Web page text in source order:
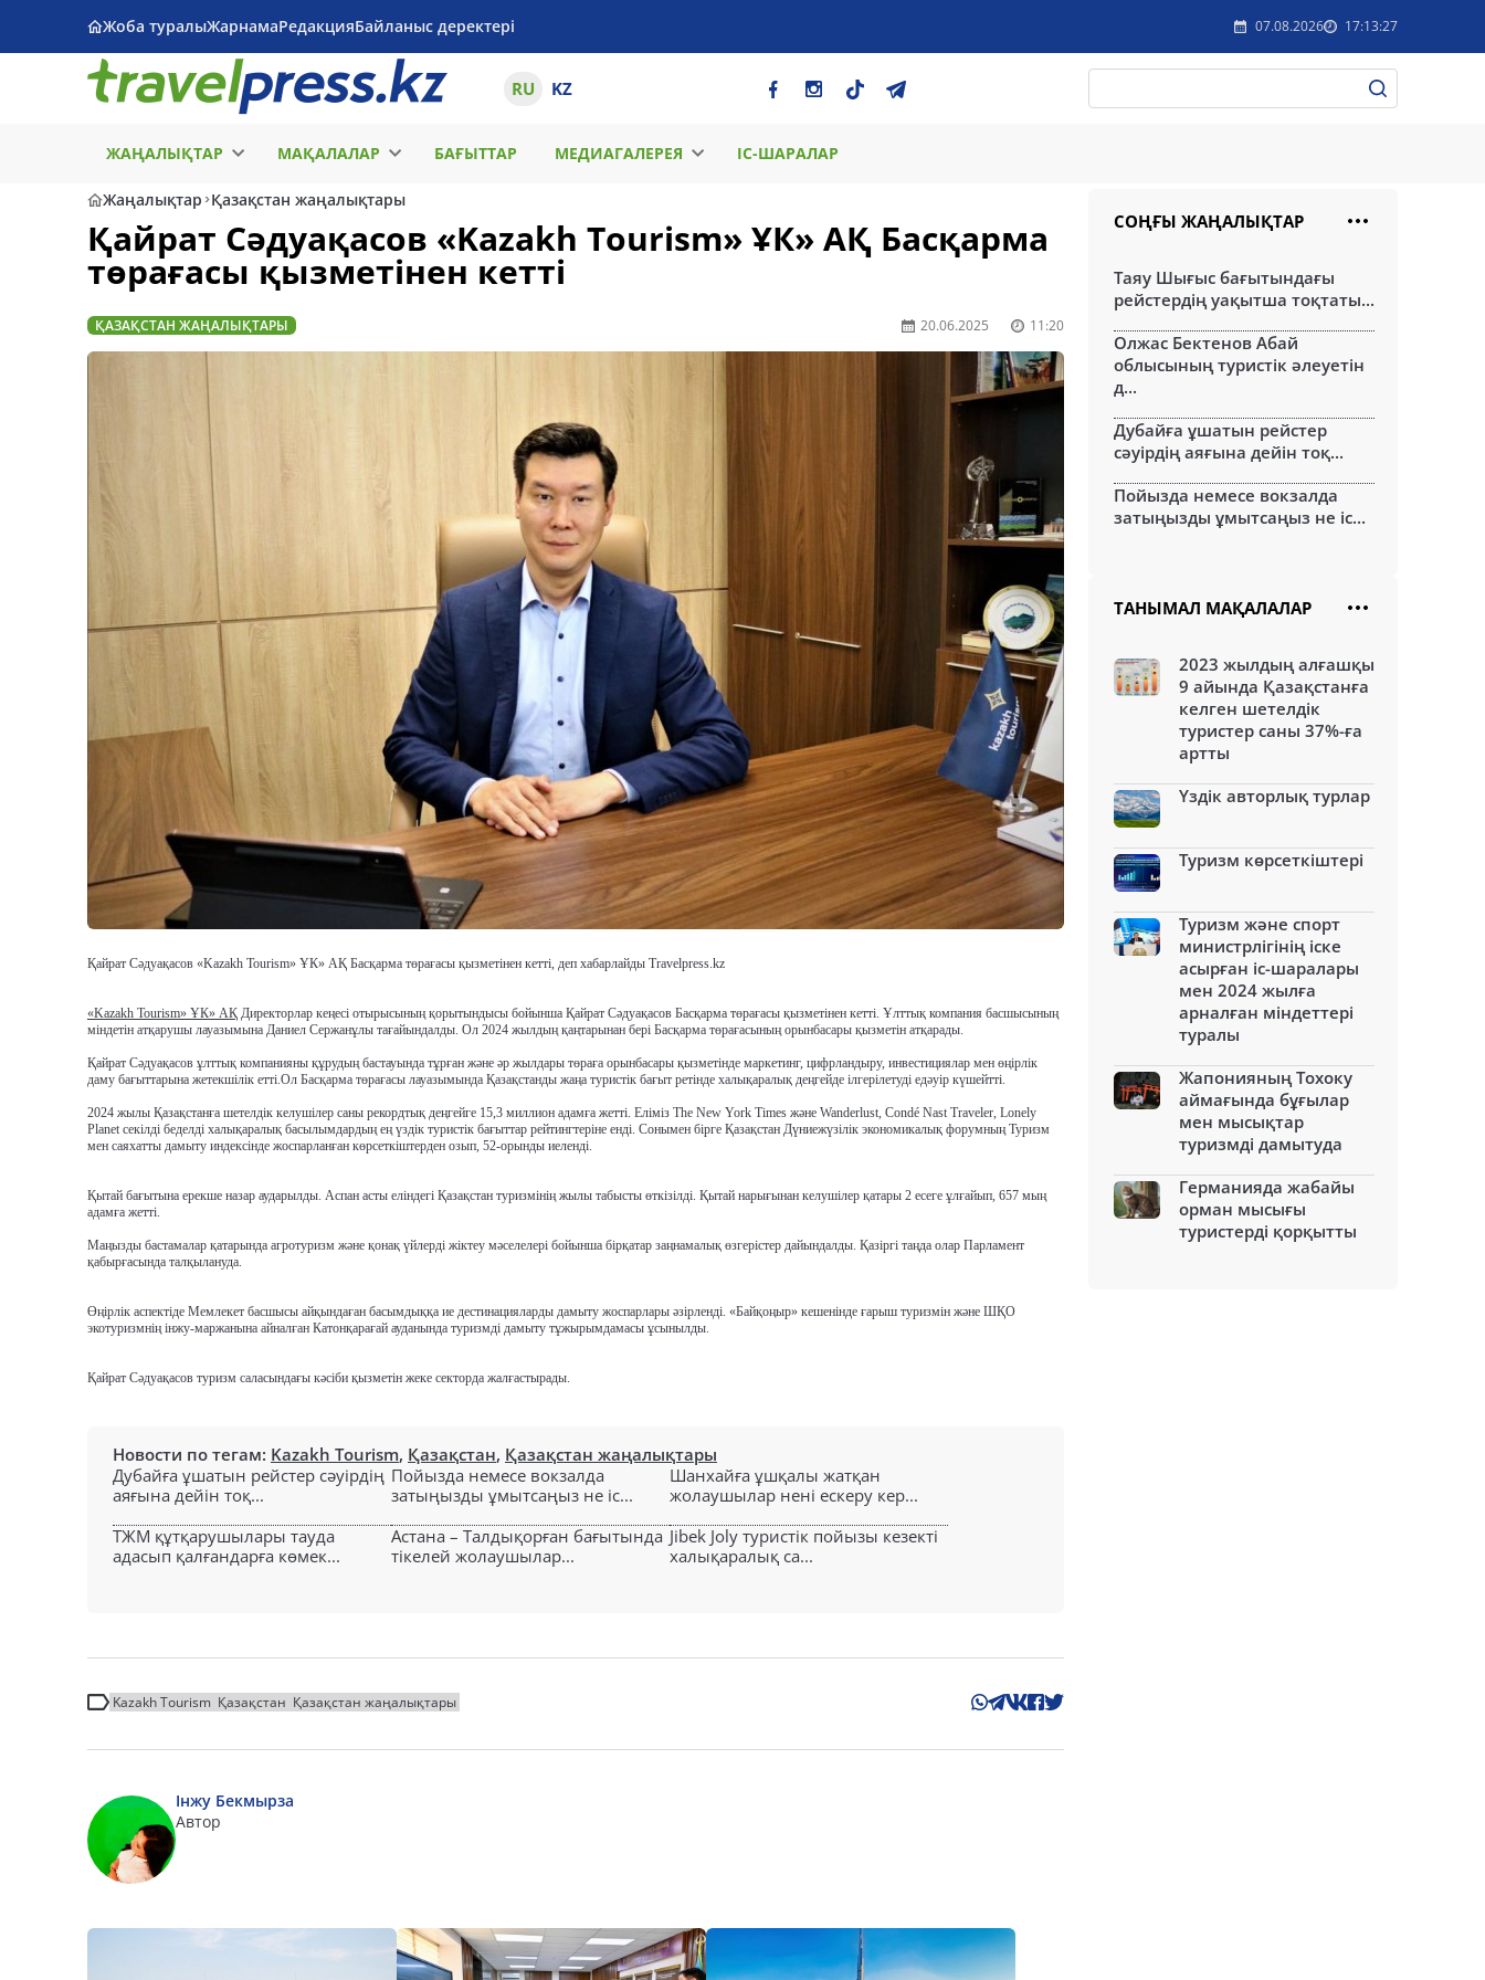
Жоба туралыЖарнамаРедакцияБайланыс деректері 07.08.2026 17:13:27
RU KZ
ЖАҢАЛЫҚТАР МАҚАЛАЛАР БАҒЫТТАР МЕДИАГАЛЕРЕЯ ІС-ШАРАЛАР
Жаңалықтар Қазақстан жаңалықтары
Қайрат Сәдуақасов «Kazakh Tourism» ҰК» АҚ Басқарма
төрағасы қызметінен кетті
ҚАЗАҚСТАН ЖАҢАЛЫҚТАРЫ 20.06.2025 11:20
Қайрат Сәдуақасов «Kazakh Tourism» ҰК» АҚ Басқарма төрағасы қызметінен кетті, деп хабарлайды Travelpress.kz
«Kazakh Tourism» ҰК» АҚ Директорлар кеңесі отырысының қорытындысы бойынша Қайрат Сәдуақасов Басқарма төрағасы қызметінен кетті. Ұлттық компания басшысының
міндетін атқарушы лауазымына Даниел Сержанұлы тағайындалды. Ол 2024 жылдың қаңтарынан бері Басқарма төрағасының орынбасары қызметін атқарады.
Қайрат Сәдуақасов ұлттық компанияны құрудың бастауында тұрған және әр жылдары төраға орынбасары қызметінде маркетинг, цифрландыру, инвестициялар мен өңірлік
даму бағыттарына жетекшілік етті.Ол Басқарма төрағасы лауазымында Қазақстанды жаңа туристік бағыт ретінде халықаралық деңгейде ілгерілетуді едәуір күшейтті.
2024 жылы Қазақстанға шетелдік келушілер саны рекордтық деңгейге 15,3 миллион адамға жетті. Еліміз The New York Times және Wanderlust, Condé Nast Traveler, Lonely
Planet секілді беделді халықаралық басылымдардың ең үздік туристік бағыттар рейтингтеріне енді. Сонымен бірге Қазақстан Дүниежүзілік экономикалық форумның Туризм
мен саяхатты дамыту индексінде жоспарланған көрсеткіштерден озып, 52-орынды иеленді.
Қытай бағытына ерекше назар аударылды. Аспан асты еліндегі Қазақстан туризмінің жылы табысты өткізілді. Қытай нарығынан келушілер қатары 2 есеге ұлғайып, 657 мың
адамға жетті.
Маңызды бастамалар қатарында агротуризм және қонақ үйлерді жіктеу мәселелері бойынша бірқатар заңнамалық өзгерістер дайындалды. Қазіргі таңда олар Парламент
қабырғасында талқылануда.
Өңірлік аспектіде Мемлекет басшысы айқындаған басымдыққа ие дестинацияларды дамыту жоспарлары әзірленді. «Байқоңыр» кешенінде ғарыш туризмін және ШҚО
экотуризмнің інжу-маржанына айналған Катонқарағай ауданында туризмді дамыту тұжырымдамасы ұсынылды.
Қайрат Сәдуақасов туризм саласындағы кәсіби қызметін жеке секторда жалғастырады.
Новости по тегам: Kazakh Tourism, Қазақстан, Қазақстан жаңалықтары
Дубайға ұшатын рейстер сәуірдің
аяғына дейін тоқ...
Пойызда немесе вокзалда
затыңызды ұмытсаңыз не іс...
Шанхайға ұшқалы жатқан
жолаушылар нені ескеру кер...
ТЖМ құтқарушылары тауда
адасып қалғандарға көмек...
Астана – Талдықорған бағытында
тікелей жолаушылар...
Jibek Joly туристік пойызы кезекті
халықаралық са...
Kazakh Tourism Қазақстан Қазақстан жаңалықтары
Інжу Бекмырза
Автор
СОҢҒЫ ЖАҢАЛЫҚТАР
Таяу Шығыс бағытындағы
рейстердің уақытша тоқтаты...
Олжас Бектенов Абай
облысының туристік әлеуетін
д...
Дубайға ұшатын рейстер
сәуірдің аяғына дейін тоқ...
Пойызда немесе вокзалда
затыңызды ұмытсаңыз не іс...
ТАНЫМАЛ МАҚАЛАЛАР
2023 жылдың алғашқы
9 айында Қазақстанға
келген шетелдік
туристер саны 37%-ға
артты
Үздік авторлық турлар
Туризм көрсеткіштері
Туризм және спорт
министрлігінің іске
асырған іс-шаралары
мен 2024 жылға
арналған міндеттері
туралы
Жапонияның Тохоку
аймағында бұғылар
мен мысықтар
туризмді дамытуда
Германияда жабайы
орман мысығы
туристерді қорқытты